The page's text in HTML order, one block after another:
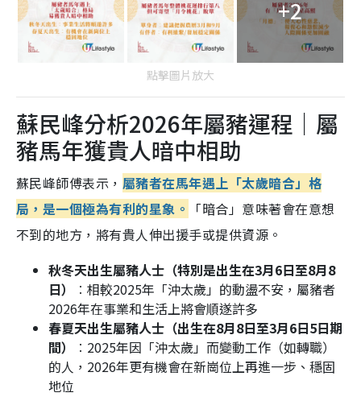
+2
點擊圖片放大
蘇民峰分析2026年屬豬運程｜屬
豬馬年獲貴人暗中相助
蘇民峰師傅表示， 屬豬者在馬年遇上「太歲暗合」格
局，是一個極為有利的星象。
「暗合」意味著會在意想
不到的地方，將有貴人伸出援手或提供資源。
秋冬天出生屬豬人士（特別是出生在3月6日至8月8
日）
︰相較2025年「沖太歲」的動盪不安，屬豬者
2026年在事業和生活上將會順遂許多
春夏天出生屬豬人士（出生在8月8日至3月6日5日期
間）
︰2025年因「沖太歲」而變動工作（如轉職）
的人，2026年更有機會在新崗位上再進一步、穩固
地位